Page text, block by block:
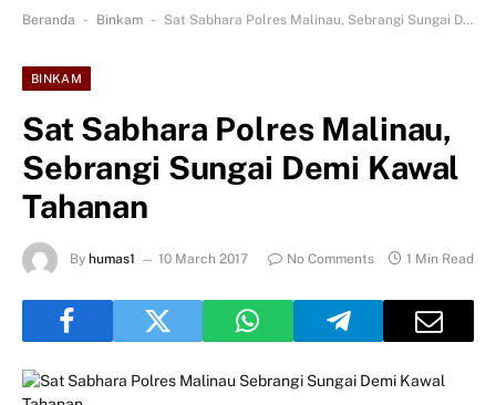
Beranda - Binkam - Sat Sabhara Polres Malinau, Sebrangi Sungai Demi Kawal Tahanan
BINKAM
Sat Sabhara Polres Malinau,
Sebrangi Sungai Demi Kawal
Tahanan
By humas1 10 March 2017 No Comments 1 Min Read